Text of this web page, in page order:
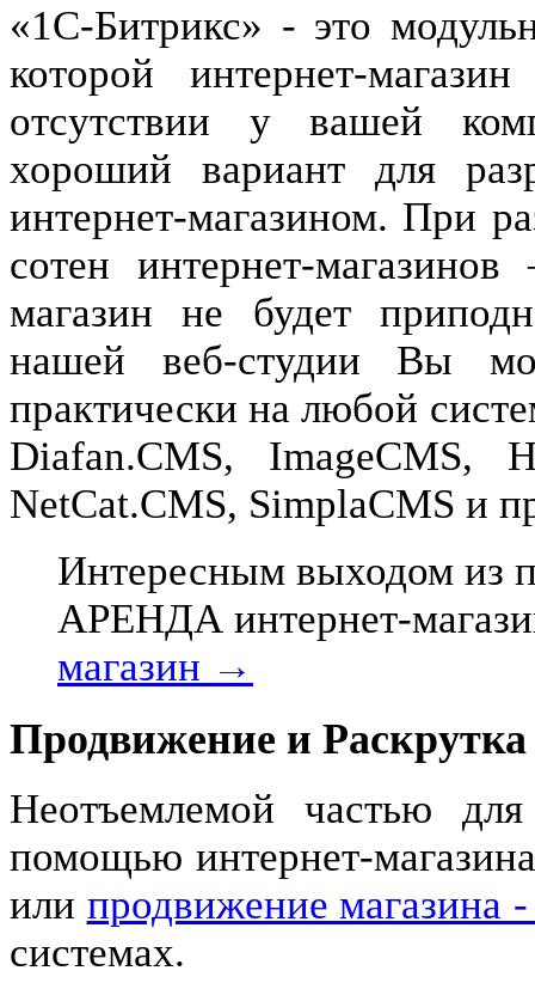
«1С-Битрикс» - это
которой интернет-
отсутствии у вашей
хороший вариант для
интернет-магазином. При
сотен интернет-
магазин не будет
нашей веб-студии Вы
практически на любой
Diafan.CMS, ImageCMS,
NetCat.CMS, SimplaCMS и
Интересным выходом из
АРЕНДА интернет-
магазин →
Продвижение и
Неотъемлемой частью
помощью интернет-
или продвижение магазина
системах.